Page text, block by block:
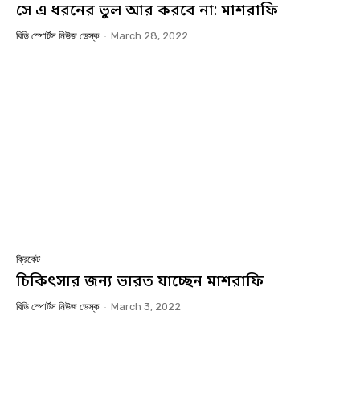
সে এ ধরনের ভুল আর করবে না: মাশরাফি
বিডি স্পোর্টস নিউজ ডেস্ক - March 28, 2022
ক্রিকেট
চিকিৎসার জন্য ভারত যাচ্ছেন মাশরাফি
বিডি স্পোর্টস নিউজ ডেস্ক - March 3, 2022